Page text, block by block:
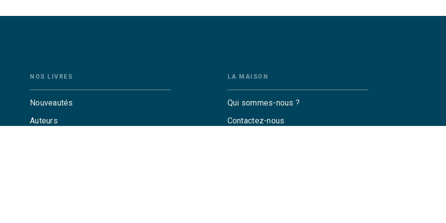
NOS LIVRES
Nouveautés
Auteurs
LA MAISON
Qui sommes-nous ?
Contactez-nous